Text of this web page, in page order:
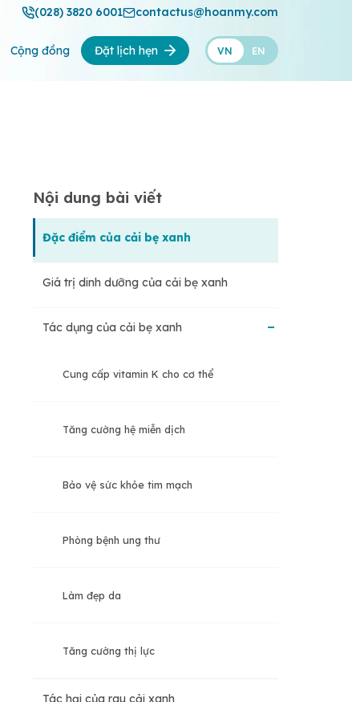
(028) 3820 6001 contactus@hoanmy.com
Cộng đồng Đặt lịch hẹn VN EN
Nội dung bài viết
Đặc điểm của cải bẹ xanh
Giá trị dinh dưỡng của cải bẹ xanh
Tác dụng của cải bẹ xanh
Cung cấp vitamin K cho cơ thể
Tăng cường hệ miễn dịch
Bảo vệ sức khỏe tim mạch
Phòng bệnh ung thư
Làm đẹp da
Tăng cường thị lực
Tác hại của rau cải xanh